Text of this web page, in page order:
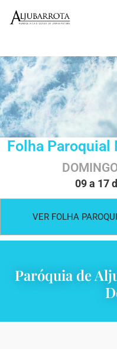
Folha Paroquial
Agenda Paroquial
Paróquia
Ligações
Jornal Contacto SVD
Folha Paroquial
09 a 17
VER FOLHA
Paróquia de